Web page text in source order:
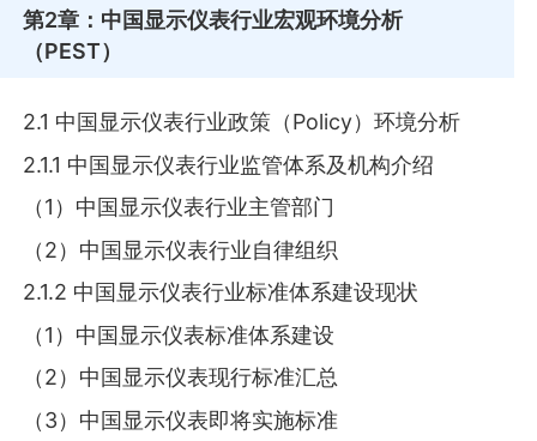
第2章 ：中国显示仪表行业宏观环境分析
（PEST）
2.1 中国显示仪表行业政策（Policy）环境分析
2.1.1 中国显示仪表行业监管体系及机构介绍
（1）中国显示仪表行业主管部门
（2）中国显示仪表行业自律组织
2.1.2 中国显示仪表行业标准体系建设现状
（1）中国显示仪表标准体系建设
（2）中国显示仪表现行标准汇总
（3）中国显示仪表即将实施标准